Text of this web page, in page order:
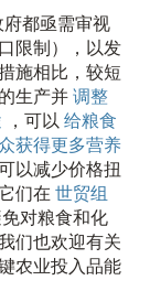
都亟需审视
限制），以发
施相比，较短
生产并调整
，可以给粮食
获得更多营养
以减少价格扭
们在世贸组
对粮食和化
们也欢迎有关
农业投入品能